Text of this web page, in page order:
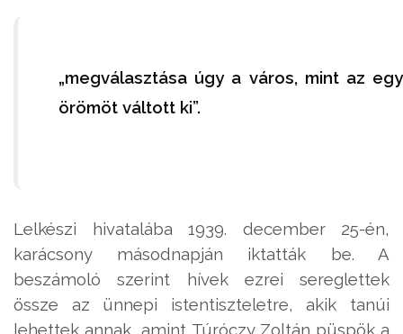
„megválasztása úgy a város, mint az
örömöt váltott ki”.
Lelkészi hivatalába 1939. december 25-én,
karácsony másodnapján iktatták be. A
beszámoló szerint hívek ezrei sereglettek
össze az ünnepi istentiszteletre, akik tanúi
lehettek annak, amint Tú­róczy Zoltán püspök a